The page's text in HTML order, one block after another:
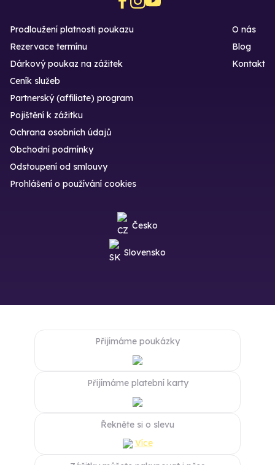
Prodloužení platnosti poukazu
Rezervace termínu
Dárkový poukaz na zážitek
O nás
Blog
Kontakt
Ceník služeb
Partnerský (affiliate) program
Pojištění k zážitku
Ochrana osobních údajů
Obchodní podmínky
Odstoupení od smlouvy
Prohlášení o používání cookies
Česko
Slovensko
Přijímáme poukázky
Přijímáme platební karty
Řekněte si o slevu
Více